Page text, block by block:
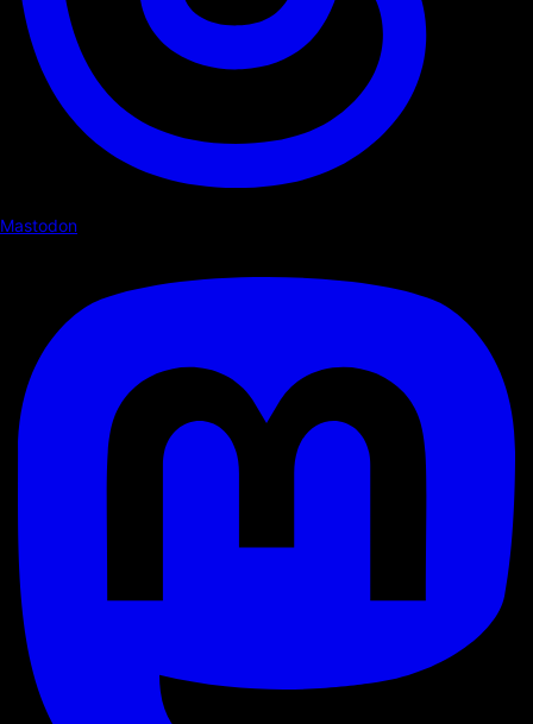
Mastodon